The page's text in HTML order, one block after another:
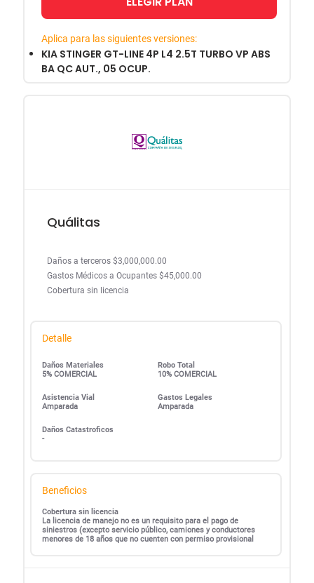
Aplica para las siguientes versiones:
KIA STINGER GT-LINE 4P L4 2.5T TURBO VP ABS
BA QC AUT., 05 OCUP.
Quálitas
Daños a terceros $3,000,000.00
Gastos Médicos a Ocupantes $45,000.00
Cobertura sin licencia
Detalle
Daños Materiales
5% COMERCIAL
Robo Total
10% COMERCIAL
Asistencia Vial
Amparada
Gastos Legales
Amparada
Daños Catastroficos
-
Beneficios
Cobertura sin licencia
La licencia de manejo no es un requisito para el pago de
siniestros (excepto servicio público, camiones y conductores
menores de 18 años que no cuenten con permiso provisional